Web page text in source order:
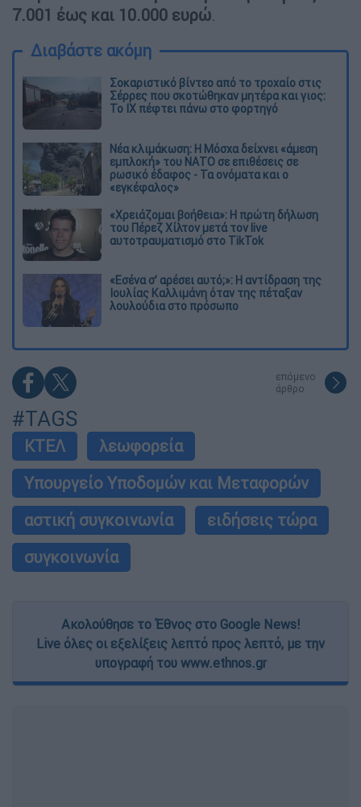
7.001 έως και 10.000 ευρώ.
Διαβάστε ακόμη
Σοκαριστικό βίντεο από το τροχαίο στις
Σέρρες που σκοτώθηκαν μητέρα και γιος:
Το ΙΧ πέφτει πάνω στο φορτηγό
Νέα κλιμάκωση: Η Μόσχα δείχνει «άμεση
εμπλοκή» του ΝΑΤΟ σε επιθέσεις σε
ρωσικό έδαφος - Τα ονόματα και ο
«εγκέφαλος»
«Χρειάζομαι βοήθεια»: Η πρώτη δήλωση
του Πέρεζ Χίλτον μετά τον live
αυτοτραυματισμό στο TikTok
«Εσένα σ’ αρέσει αυτό;»: Η αντίδραση της
Ιουλίας Καλλιμάνη όταν της πέταξαν
λουλούδια στο πρόσωπο
επόμενο
άρθρο
#TAGS
ΚΤΕΛ
λεωφορεία
Υπουργείο Υποδομών και Μεταφορών
αστική συγκοινωνία
ειδήσεις τώρα
συγκοινωνία
Ακολούθησε το Έθνος στο Google News!
Live όλες οι εξελίξεις λεπτό προς λεπτό, με την
υπογραφή του www.ethnos.gr